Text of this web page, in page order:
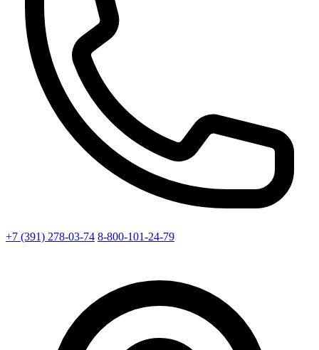
+7 (391) 278-03-74 8-800-101-24-79